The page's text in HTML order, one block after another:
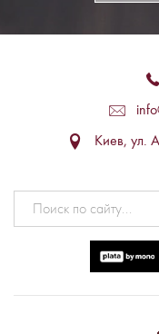
Киев, ул.